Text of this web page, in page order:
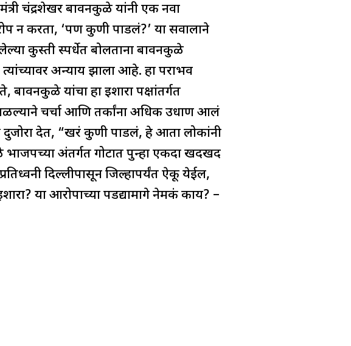
चंद्रशेखर बावनकुळे यांनी एक नवा
न करता, ‘पण कुणी पाडलं?’ या सवालाने
कुस्ती स्पर्धेत बोलताना बावनकुळे
अन्याय झाला आहे. हा पराभव
बावनकुळे यांचा हा इशारा पक्षांतर्गत
चर्चा आणि तर्कांना अधिक उधाण आलं
दुजोरा देत, “खरं कुणी पाडलं, हे आता लोकांनी
भाजपच्या अंतर्गत गोटात पुन्हा एकदा खदखद
दिल्लीपासून जिल्हापर्यंत ऐकू येईल,
या आरोपाच्या पडद्यामागे नेमकं काय? –